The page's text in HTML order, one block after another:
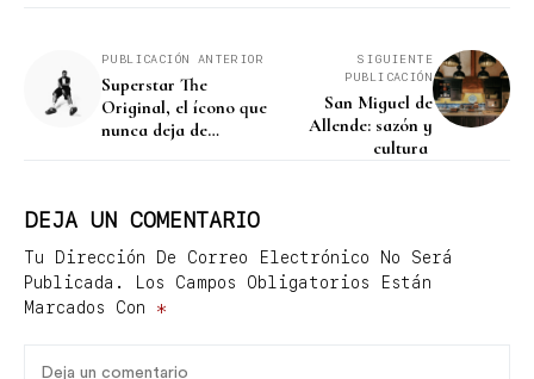
PUBLICACIÓN ANTERIOR
Superstar The
Original, el ícono que
nunca deja de
SIGUIENTE
PUBLICACIÓN
San Miguel de
Allende: sazón y
cultura
DEJA UN COMENTARIO
Tu Dirección De Correo Electrónico No Será
Publicada.
Los Campos Obligatorios Están
Marcados Con *